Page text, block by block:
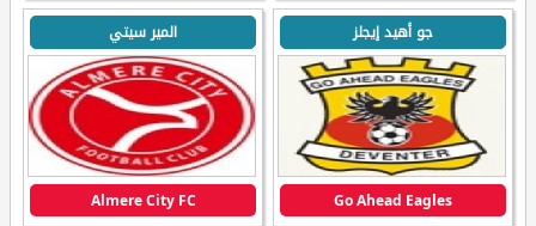
جو أهيد إيجلز
Go Ahead Eagles
المير سيتي
Almere City FC